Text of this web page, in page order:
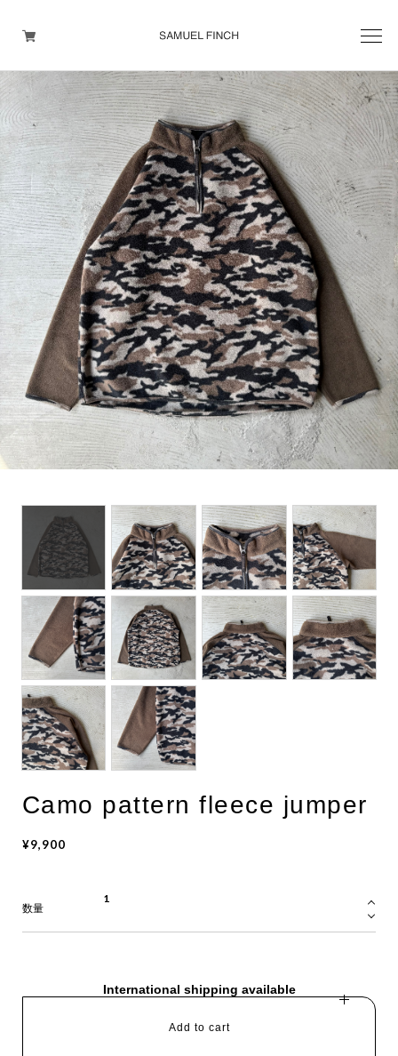
Men's
Maison Martin Margiela
Helmut Lang
Yohji Yamamoto
Other brands
TOPS
OUTER WEAR
BOTTOMS
DESIGNERS ARCHIVES
Camo pattern fleece jumper
¥9,900
数量
International shipping available
Add to cart